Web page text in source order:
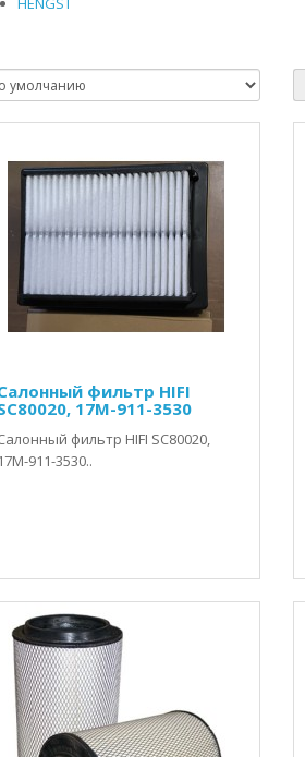
фильтр HIFI
17M-911-3530
фильтр HIFI SC80020,
911-3530..